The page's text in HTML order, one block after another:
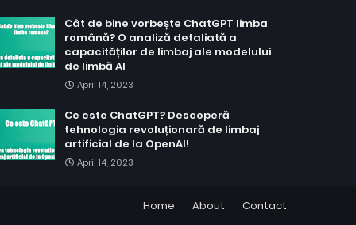
Cât de bine vorbește ChatGPT limba
română? O analiză detaliată a
capacităților de limbaj ale modelului
de limbă AI
April 14, 2023
Ce este ChatGPT? Descoperă
tehnologia revoluționară de limbaj
artificial de la OpenAI!
April 14, 2023
Home About Contact